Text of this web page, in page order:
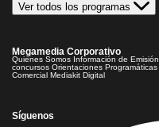
Ver todos los programas
Megamedia Corporativo
Quienes Somos Información de Emisión
concursos Orientaciones Programáticas
Comercial Mediakit Digital
Síguenos